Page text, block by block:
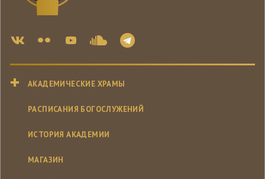
АКАДЕМИЧЕСКИЕ ХРАМЫ
РАСПИСАНИЯ БОГОСЛУЖЕНИЙ
ИСТОРИЯ АКАДЕМИИ
МАГАЗИН